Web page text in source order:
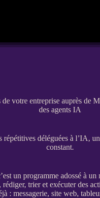
de votre entreprise auprès de
des agents IA
répétitives déléguées à l’IA,
constant.
un programme adossé à
rédiger, trier et exécuter des
: messagerie, site web,